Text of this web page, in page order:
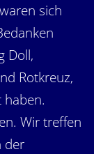
sich
Doll,
Rotkreuz,
haben.
Wir treffen
der